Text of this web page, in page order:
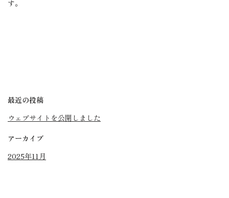
す。
最近の投稿
ウェブサイトを公開しました
アーカイブ
2025年11月